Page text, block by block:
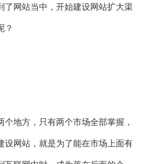
了网站当中，开始建设网站扩大渠
？
地方，只有两个市场全部掌握，
设网站，就是为了能在市场上面有